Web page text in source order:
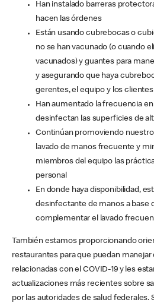
Han instalado barreras
hacen las órdenes
Están usando cubrebocas o
no se han vacunado (o cuando
vacunados) y guantes para
y asegurando que haya
gerentes, el equipo y los clientes
Han aumentado la frecuencia
desinfectan las superficies de
Continúan promoviendo
lavado de manos frecuente y
miembros del equipo las
personal
En donde haya disponibilidad,
desinfectante de manos a base
complementar el lavado
También estamos proporcionando
restaurantes para que puedan
relacionadas con el COVID-19 y les
actualizaciones más recientes sobre
por las autoridades de salud federales.